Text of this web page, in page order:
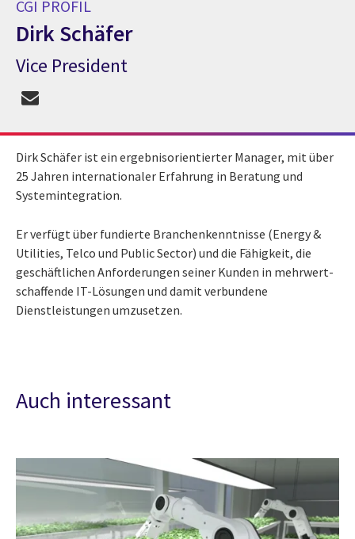
CGI PROFIL
Dirk Schäfer
CGI Profil Dirk Schäfer
Vice President
Dirk Schäfer ist ein ergebnisorientierter Manager, mit über
25 Jahren internationaler Erfahrung in Beratung und
Systemintegration.
Er verfügt über fundierte Branchenkenntnisse (Energy &
Utilities, Telco und Public Sector) und die Fähigkeit, die
geschäftlichen Anforderungen seiner Kunden in mehrwert-
schaffende IT-Lösungen und damit verbundene
Dienstleistungen umzusetzen.
Auch interessant